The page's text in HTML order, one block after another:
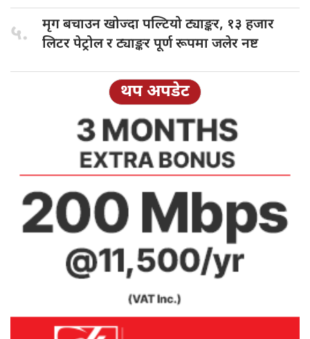
५. मृग बचाउनखोज्दा पल्टियो ट्याङ्कर, १३ हजार
लिटर पेट्रोल र ट्याङ्कर पूर्ण रूपमा जलेर नष्ट
थप अपडेट